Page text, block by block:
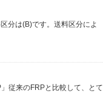
分は(B)です。送料区分によ
従来のFRPと比較して、とて